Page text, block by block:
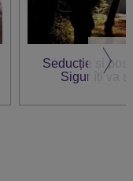
Seducție și
Sigur îți va